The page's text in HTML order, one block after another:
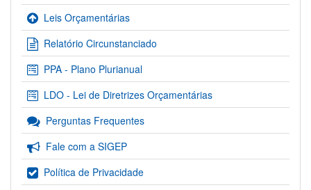
Leis Orçamentárias
Relatório Circunstanciado
PPA - Plano Plurianual
LDO - Lei de Diretrizes Orçamentárias
Perguntas Frequentes
Fale com a SIGEP
Política de Privacidade